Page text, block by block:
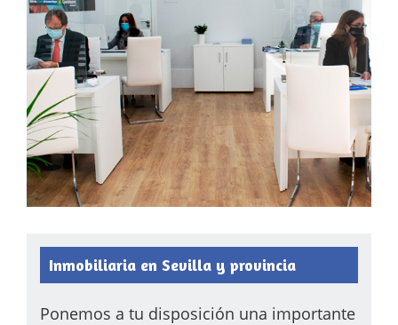
Inmobiliaria en Sevilla y provincia
Ponemos a tu disposición una importante